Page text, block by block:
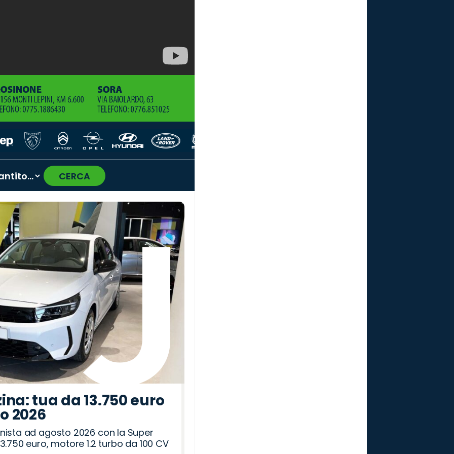
CERCA
›
tua da 13.750 euro
2026
ad agosto 2026 con la Super
euro, motore 1.2 turbo da 100 CV